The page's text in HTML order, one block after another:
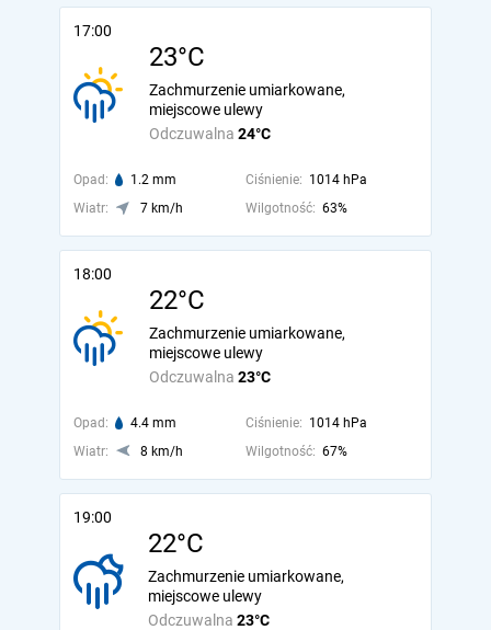
17:00
23°C
Odczuwalna 24°C
Zachmurzenie umiarkowane,
miejscowe ulewy
Opad: 1.2 mm Ciśnienie: 1014 hPa
Wiatr:
7 km/h Wilgotność: 63%
18:00
22°C
Odczuwalna 23°C
Zachmurzenie umiarkowane,
miejscowe ulewy
Opad: 4.4 mm Ciśnienie: 1014 hPa
Wiatr:
8 km/h Wilgotność: 67%
19:00
22°C
Odczuwalna 23°C
Zachmurzenie umiarkowane,
miejscowe ulewy